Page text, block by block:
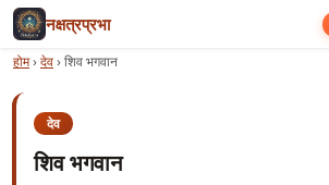
नक्षत्रप्रभा
होम›देव›शिव भगवान
देव
शिव भगवान